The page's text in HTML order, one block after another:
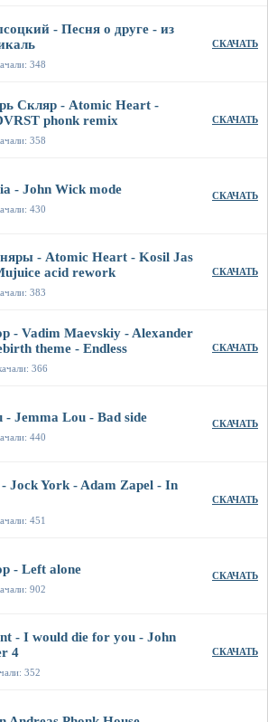
- Песня о друге - из
348
СКАЧАТЬ
Скляр - Atomic Heart -
phonk remix
358
СКАЧАТЬ
- John Wick mode
430
СКАЧАТЬ
- Atomic Heart - Kosil Jas
acid rework
383
СКАЧАТЬ
- Vadim Maevskiy - Alexander
theme - Endless
366
СКАЧАТЬ
- Jemma Lou - Bad side
440
СКАЧАТЬ
Jock York - Adam Zapel - In
451
СКАЧАТЬ
- Left alone
902
СКАЧАТЬ
- I would die for you - John
4
352
СКАЧАТЬ